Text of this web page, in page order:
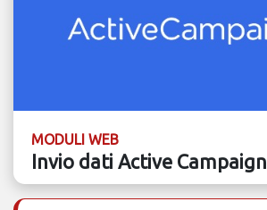
MODULI WEB
Invio dati Active Campaign